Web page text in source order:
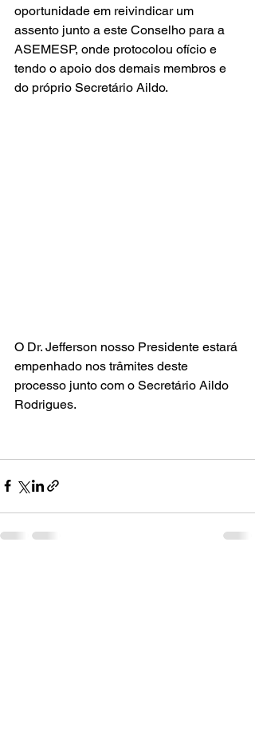
oportunidade em reivindicar um
assento junto a este Conselho para a
ASEMESP, onde protocolou ofício e
tendo o apoio dos demais membros e
do próprio Secretário Aildo.
O Dr. Jefferson nosso Presidente estará
empenhado nos trâmites deste
processo junto com o Secretário Aildo
Rodrigues.